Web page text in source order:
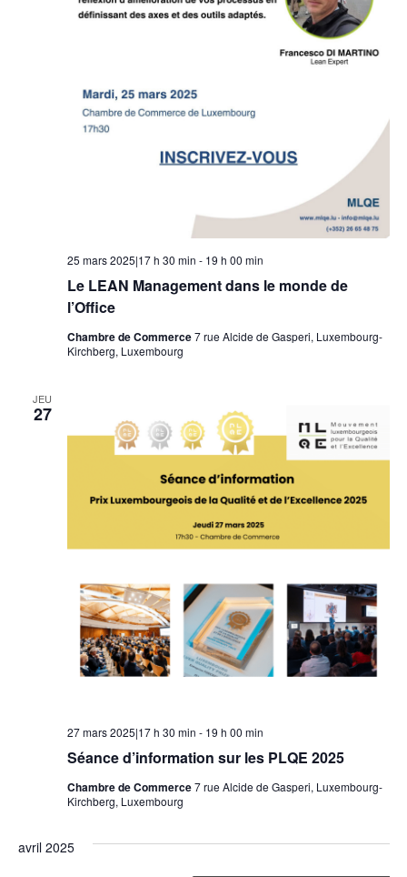
Le LEAN Management dans le monde de
l’Office
25 mars 2025|17 h 30 min - 19 h 00 min
Chambre de Commerce7 rue Alcide de Gasperi, Luxembourg-
Kirchberg, Luxembourg
JEU
27
Séance d’information sur les PLQE 2025
27 mars 2025|17 h 30 min - 19 h 00 min
Chambre de Commerce7 rue Alcide de Gasperi, Luxembourg-
Kirchberg, Luxembourg
avril 2025